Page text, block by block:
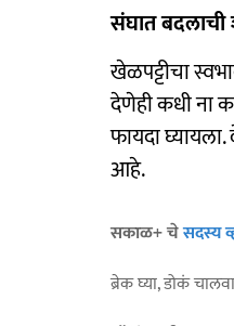
संघात
खेळपट्टीचा
देणेही कधी ना
फायदा
आहे.
सकाळ+ चेसदस्य
ब्रेक घ्या, डोकं